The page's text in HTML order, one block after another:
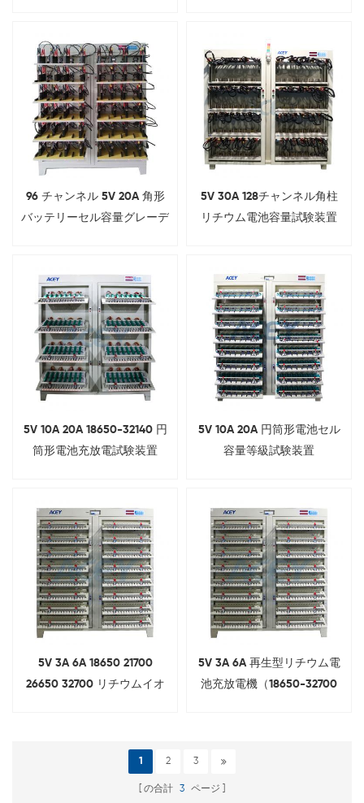
96 チャンネル 5V 20A 角形
バッテリーセル容量グレーデ
5V 30A 128チャンネル角柱
リチウム電池容量試験装置
5V 10A 20A 18650-32140 円
筒形電池充放電試験装置
5V 10A 20A 円筒形電池セル
容量等級試験装置
5V 3A 6A 18650 21700
26650 32700 リチウムイオ
5V 3A 6A 再生型リチウム電
池充放電機（18650-32700
1 2 3
の合計 3 ページ